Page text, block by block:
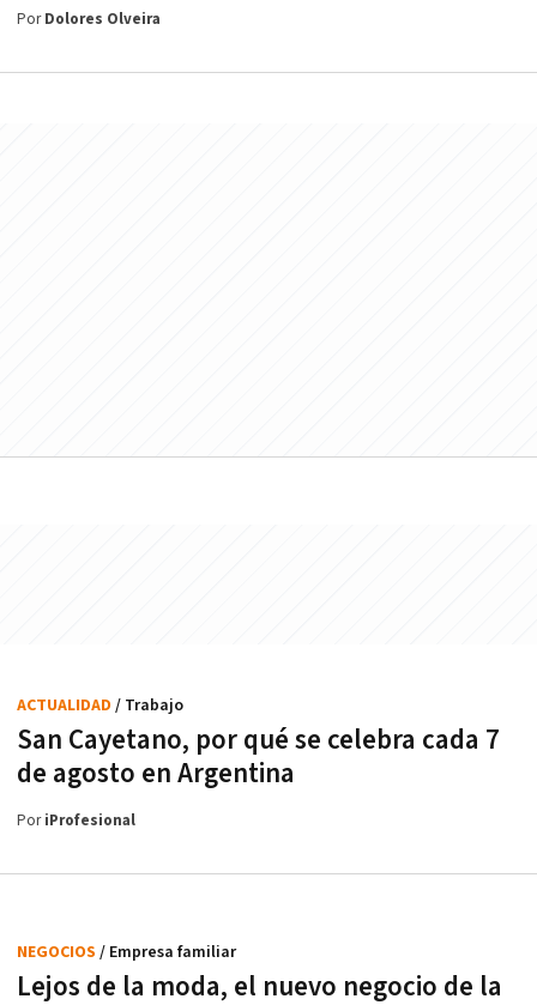
PorDolores Olveira
San Cayetano, por qué se celebra cada 7
de agosto en Argentina
ACTUALIDAD / Trabajo
PoriProfesional
Lejos de la moda, el nuevo negocio de la
NEGOCIOS / Empresa familiar